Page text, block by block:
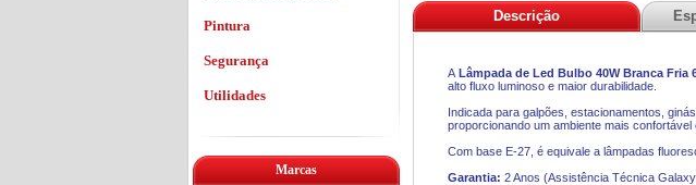
Descrição
A Lâmpada de Led Bulbo 40W Branca Fria
alto fluxo luminoso e maior durabilidade.
Indicada para galpões, estacionamentos,
proporcionando um ambiente mais confortável
Com base E-27, é equivale a lâmpadas
Garantia: 2 Anos (Assistência Técnica
Pintura
Segurança
Utilidades
Marcas